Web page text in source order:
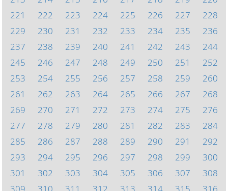
221
222 223 224 225 226 227
228
229
230 231 232 233 234 235
236
237
238 239 240 241 242 243
244
245
246 247 248 249 250 251
252
253
254 255 256 257 258 259
260
261
262 263 264 265 266 267
268
269
270 271 272 273 274 275
276
277
278 279 280 281 282 283
284
285
286 287 288 289 290 291
292
293
294 295 296 297 298 299
300
301
302 303 304 305 306 307
308